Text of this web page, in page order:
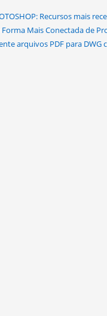
Recursos mais
Forma Mais Conectada de
arquivos PDF para DWG